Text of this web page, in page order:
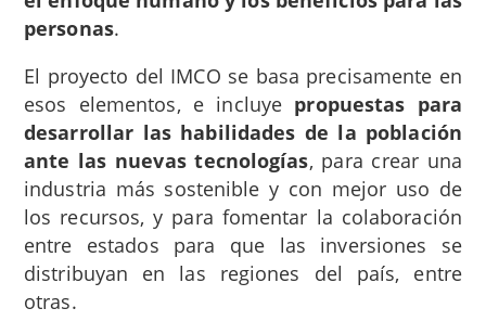
personas.
El proyecto del IMCO se basa precisamente en
esos elementos, e incluye propuestas para
desarrollar las habilidades de la población
ante las nuevas tecnologías, para crear una
industria más sostenible y con mejor uso de
los recursos, y para fomentar la colaboración
entre estados para que las inversiones se
distribuyan en las regiones del país, entre
otras.